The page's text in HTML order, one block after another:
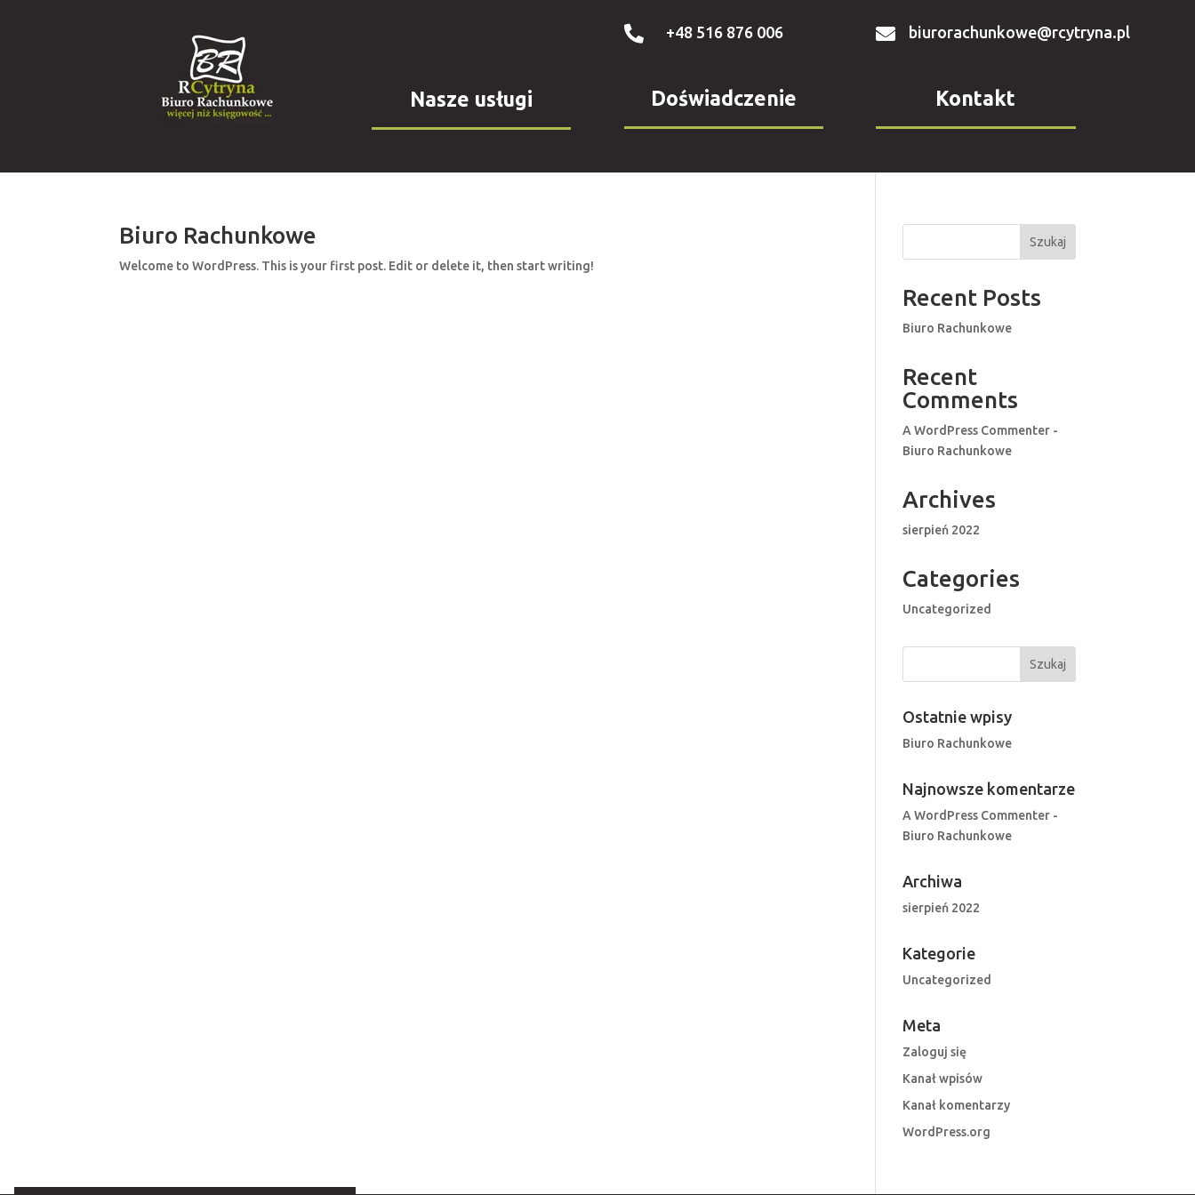
Nasze usługi
 +48 516 876 006
Doświadczenie
 biurorachunkowe@rcytryna.pl
Kontakt
Biuro Rachunkowe
Welcome to WordPress. This is your first post. Edit or delete it, then start writing!
Szukaj
Recent Posts
Biuro Rachunkowe
Recent
Comments
A WordPress Commenter -
Biuro Rachunkowe
Archives
sierpień 2022
Categories
Uncategorized
Ostatnie wpisy
Biuro Rachunkowe
Najnowsze komentarze
A WordPress Commenter -
Biuro Rachunkowe
Archiwa
sierpień 2022
Kategorie
Uncategorized
Meta
Zaloguj się
Kanał wpisów
Kanał komentarzy
WordPress.org